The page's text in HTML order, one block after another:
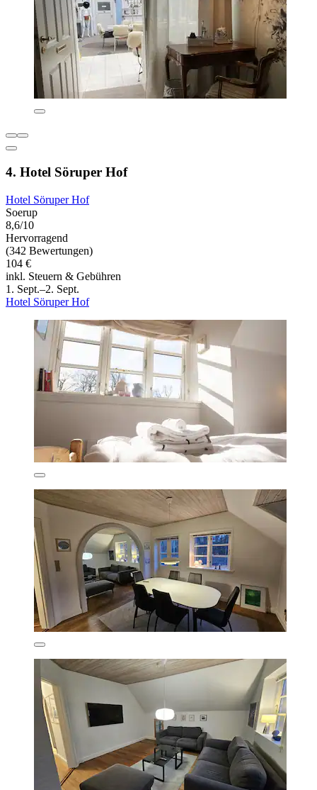
4. Hotel Söruper Hof
Hotel Söruper Hof
Soerup
8,6/10
Hervorragend
(342 Bewertungen)
104 €
inkl. Steuern & Gebühren
1. Sept.–2. Sept.
Hotel Söruper Hof